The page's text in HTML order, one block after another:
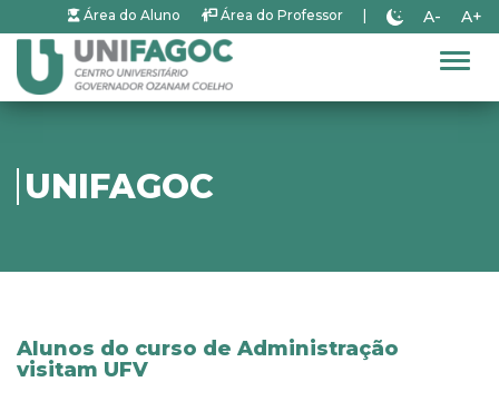
Área do Aluno Área do Professor A- A+
UNIFAGOC
Alunos do curso de Administração
visitam UFV